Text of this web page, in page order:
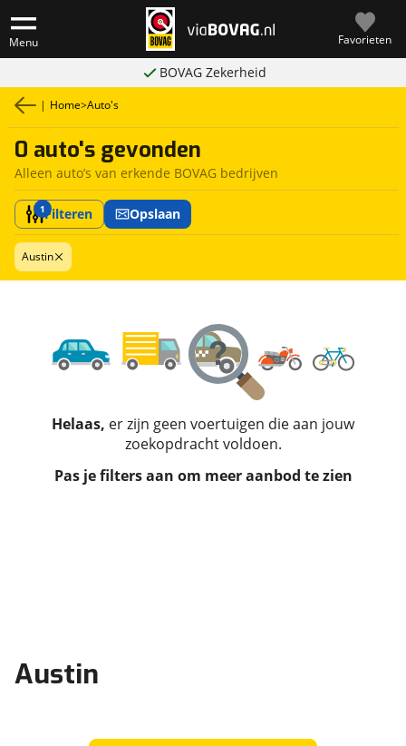
Menu Favorieten
BOVAG Zekerheid
| Home>Auto's
0 auto's gevonden
Alleen auto’s van erkende BOVAG bedrijven
1Filteren Opslaan
Austin
Helaas, er zijn geen voertuigen die aan jouw
zoekopdracht voldoen.
Pas je filters aan om meer aanbod te zien
Austin